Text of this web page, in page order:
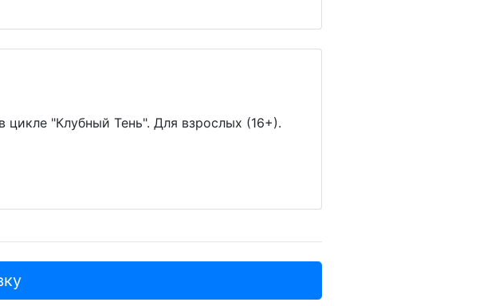
цикле "Клубный Тень". Для взрослых (16+).